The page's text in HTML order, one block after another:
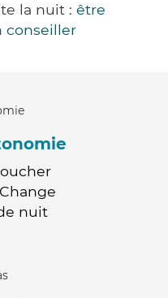
la nuit : être
conseiller
nuit